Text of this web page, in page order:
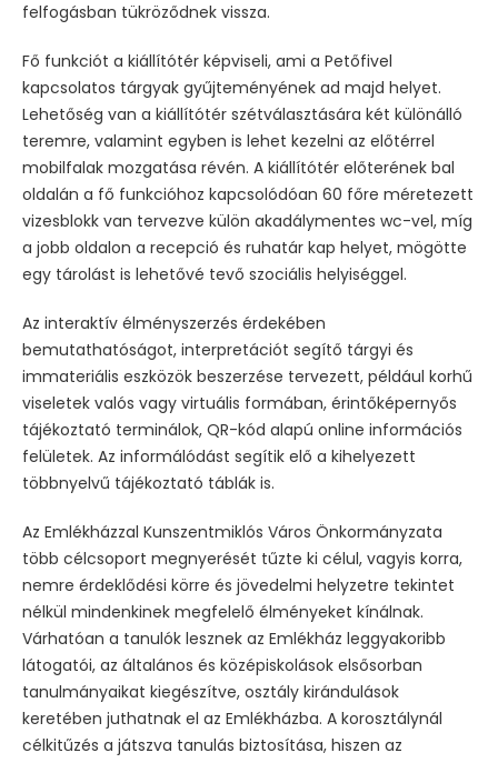
felfogásban tükröződnek vissza.
Fő funkciót a kiállítótér képviseli, ami a Petőfivel
kapcsolatos tárgyak gyűjteményének ad majd helyet.
Lehetőség van a kiállítótér szétválasztására két különálló
teremre, valamint egyben is lehet kezelni az előtérrel
mobilfalak mozgatása révén. A kiállítótér előterének bal
oldalán a fő funkcióhoz kapcsolódóan 60 főre méretezett
vizesblokk van tervezve külön akadálymentes wc-vel, míg
a jobb oldalon a recepció és ruhatár kap helyet, mögötte
egy tárolást is lehetővé tevő szociális helyiséggel.
Az interaktív élményszerzés érdekében
bemutathatóságot, interpretációt segítő tárgyi és
immateriális eszközök beszerzése tervezett, például korhű
viseletek valós vagy virtuális formában, érintőképernyős
tájékoztató terminálok, QR-kód alapú online információs
felületek. Az informálódást segítik elő a kihelyezett
többnyelvű tájékoztató táblák is.
Az Emlékházzal Kunszentmiklós Város Önkormányzata
több célcsoport megnyerését tűzte ki célul, vagyis korra,
nemre érdeklődési körre és jövedelmi helyzetre tekintet
nélkül mindenkinek megfelelő élményeket kínálnak.
Várhatóan a tanulók lesznek az Emlékház leggyakoribb
látogatói, az általános és középiskolások elsősorban
tanulmányaikat kiegészítve, osztály kirándulások
keretében juthatnak el az Emlékházba. A korosztálynál
célkitűzés a játszva tanulás biztosítása, hiszen az